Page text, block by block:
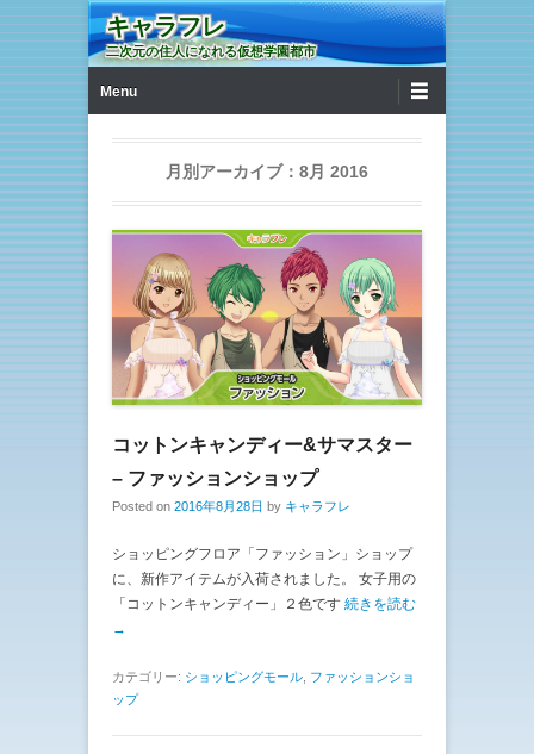
キャラフレ
二次元の住人になれる仮想学園都市
Menu
月別アーカイブ： 8月 2016
コットンキャンディー&サマスター
– ファッションショップ
Posted on 2016年8月28日 by キャラフレ
ショッピングフロア「ファッション」ショップ
に、新作アイテムが入荷されました。 女子用の
「コットンキャンディー」２色です 続きを読む
→
カテゴリー: ショッピングモール ファッションショ
ップ